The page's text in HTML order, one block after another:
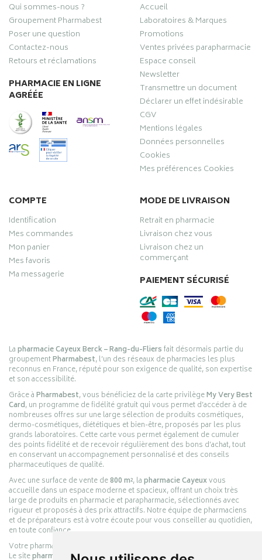
Qui sommes-nous ?
Groupement Pharmabest
Poser une question
Contactez-nous
Retours et réclamations
PHARMACIE EN LIGNE
AGRÉÉE
Accueil
Laboratoires & Marques
Promotions
Ventes privées parapharmacie
Espace conseil
Newsletter
Transmettre un document
Déclarer un effet indésirable
CGV
Mentions légales
Données personnelles
Cookies
Mes préférences Cookies
COMPTE
Identification
Mes commandes
Mon panier
Mes favoris
Ma messagerie
MODE DE LIVRAISON
Retrait en pharmacie
Livraison chez vous
Livraison chez un
commerçant
PAIEMENT SÉCURISÉ
Lapharmacie Cayeux Berck – Rang-du-Fliersfait désormais partie du
groupementPharmabest, l’un des réseaux de pharmacies les plus
reconnus en France, réputé pour son exigence de qualité, son expertise
et son accessibilité.
Grâce àPharmabest, vous bénéficiez de la carte privilègeMy Very Best
Card, un programme de fidélité gratuit qui vous permet d’accéder à de
nombreuses offres sur une large sélection de produits cosmétiques,
dermo-cosmétiques, diététiques et bien-être, proposés par les plus
grands laboratoires. Cette carte vous permet également de cumuler
des points fidélité et de recevoir régulièrement des bons d’achat, tout
en conservant un accompagnement personnalisé et des conseils
pharmaceutiques de qualité.
Avec une surface de vente de800 m², lapharmacie Cayeuxvous
accueille dans un espace moderne et spacieux, offrant un choix très
large de produits en pharmacie et parapharmacie, sélectionnés avec
rigueur et proposés à des prix attractifs. Notre équipe de pharmaciens
et de préparateurs est à votre écoute pour vous conseiller au quotidien,
en toute confiance.
Votre pharmacie en ligne :
Le sitepharmacie-cayeux.frest le prolongement digital de la pharmacie